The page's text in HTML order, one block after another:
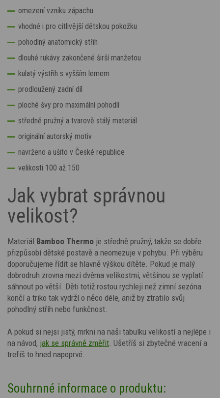
omezení vzniku zápachu
vhodné i pro citlivější dětskou pokožku
pohodlný anatomický střih
dlouhé rukávy zakončené širší manžetou
kulatý výstřih s vyšším lemem
prodloužený zadní díl
ploché švy pro maximální pohodlí
středně pružný a tvarově stálý materiál
originální autorský motiv
navrženo a ušito v České republice
velikosti 100 až 150
Jak vybrat správnou
velikost?
Materiál Bamboo Thermo je středně pružný, takže se dobře
přizpůsobí dětské postavě a neomezuje v pohybu. Při výběru
doporučujeme řídit se hlavně výškou dítěte. Pokud je malý
dobrodruh zrovna mezi dvěma velikostmi, většinou se vyplatí
sáhnout po větší. Děti totiž rostou rychleji než zimní sezóna
končí a triko tak vydrží o něco déle, aniž by ztratilo svůj
pohodlný střih nebo funkčnost.
A pokud si nejsi jistý, mrkni na naši tabulku velikostí a nejlépe i
na návod, jak se správně změřit . Ušetříš si zbytečné vracení a
trefíš to hned napoprvé.
Souhrnné informace o produktu: